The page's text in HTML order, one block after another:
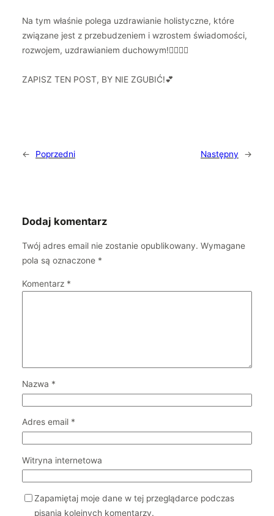
Na tym właśnie polega uzdrawianie holistyczne, które
związane jest z przebudzeniem i wzrostem świadomości,
rozwojem, uzdrawianiem duchowym!🧚🏻‍♀️✨
ZAPISZ TEN POST, BY NIE ZGUBIĆ!💕
← Poprzedni Następny →
Dodaj komentarz
Twój adres email nie zostanie opublikowany. Wymagane
pola są oznaczone *
Komentarz *
Nazwa *
Adres email *
Witryna internetowa
Zapamiętaj moje dane w tej przeglądarce podczas
pisania kolejnych komentarzy.